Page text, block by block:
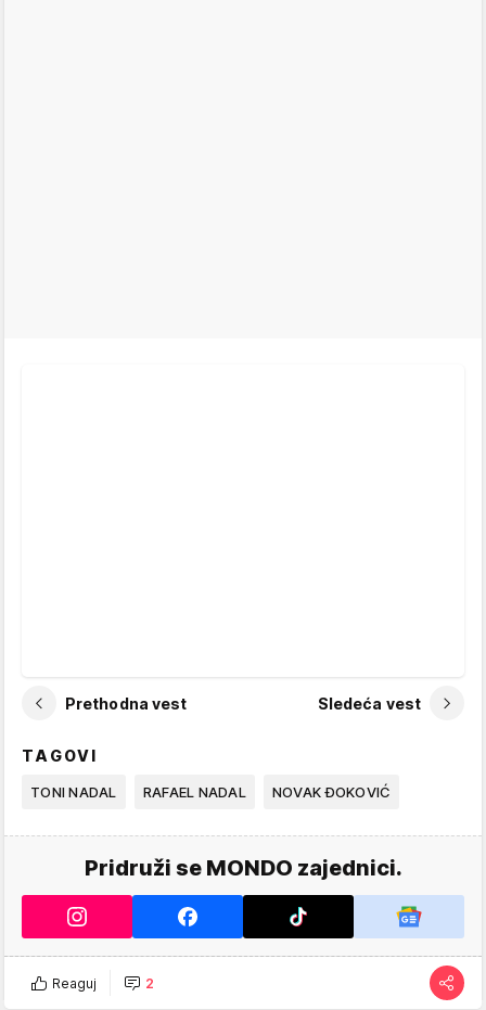
Prethodna vest Sledeća vest
TAGOVI
TONI NADAL RAFAEL NADAL NOVAK ĐOKOVIĆ
Pridruži se MONDO zajednici.
Reaguj 2